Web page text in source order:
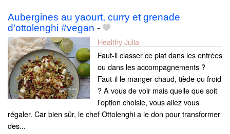
Aubergines au yaourt, curry et grenade
d’ottolenghi #vegan -
Healthy Julia
Faut-il classer ce plat dans les entrées
ou dans les accompagnements ?
Faut-il le manger chaud, tiède ou froid
? A vous de voir mais quelle que soit
l’option choisie, vous allez vous
régaler. Car bien sûr, le chef Ottolenghi a le don pour transformer
des...